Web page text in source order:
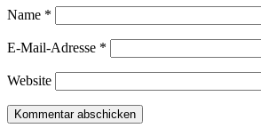
Name *
E-Mail-Adresse *
Website